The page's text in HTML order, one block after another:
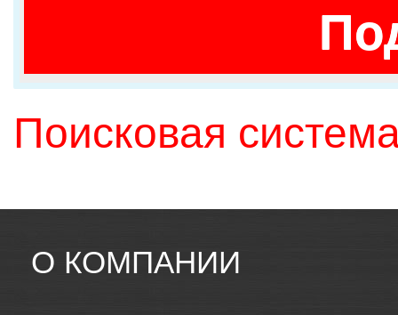
Поисковая
О КОМПАНИИ